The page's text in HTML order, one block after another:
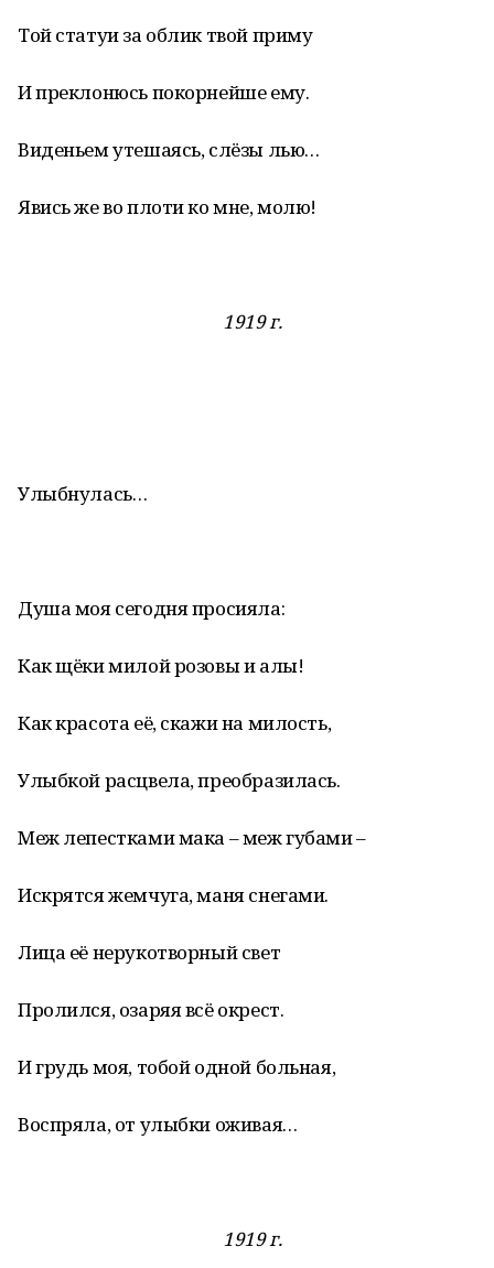
Той статуи за облик твой приму
И преклонюсь покорнейше ему.
Виденьем утешаясь, слёзы лью…
Явись же во плоти ко мне, молю!
1919 г.
Улыбнулась…
Душа моя сегодня просияла:
Как щёки милой розовы и алы!
Как красота её, скажи на милость,
Улыбкой расцвела, преобразилась.
Меж лепестками мака – меж губами –
Искрятся жемчуга, маня снегами.
Лица её нерукотворный свет
Пролился, озаряя всё окрест.
И грудь моя, тобой одной больная,
Воспряла, от улыбки оживая…
1919 г.